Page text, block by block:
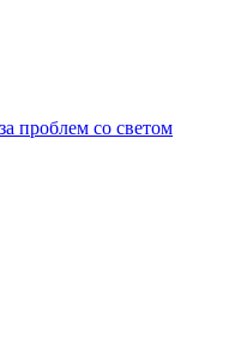
проблем со светом